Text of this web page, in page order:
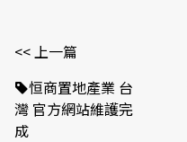
<< 上一篇
恒商置地產業 台
灣 官方網站維護完
成